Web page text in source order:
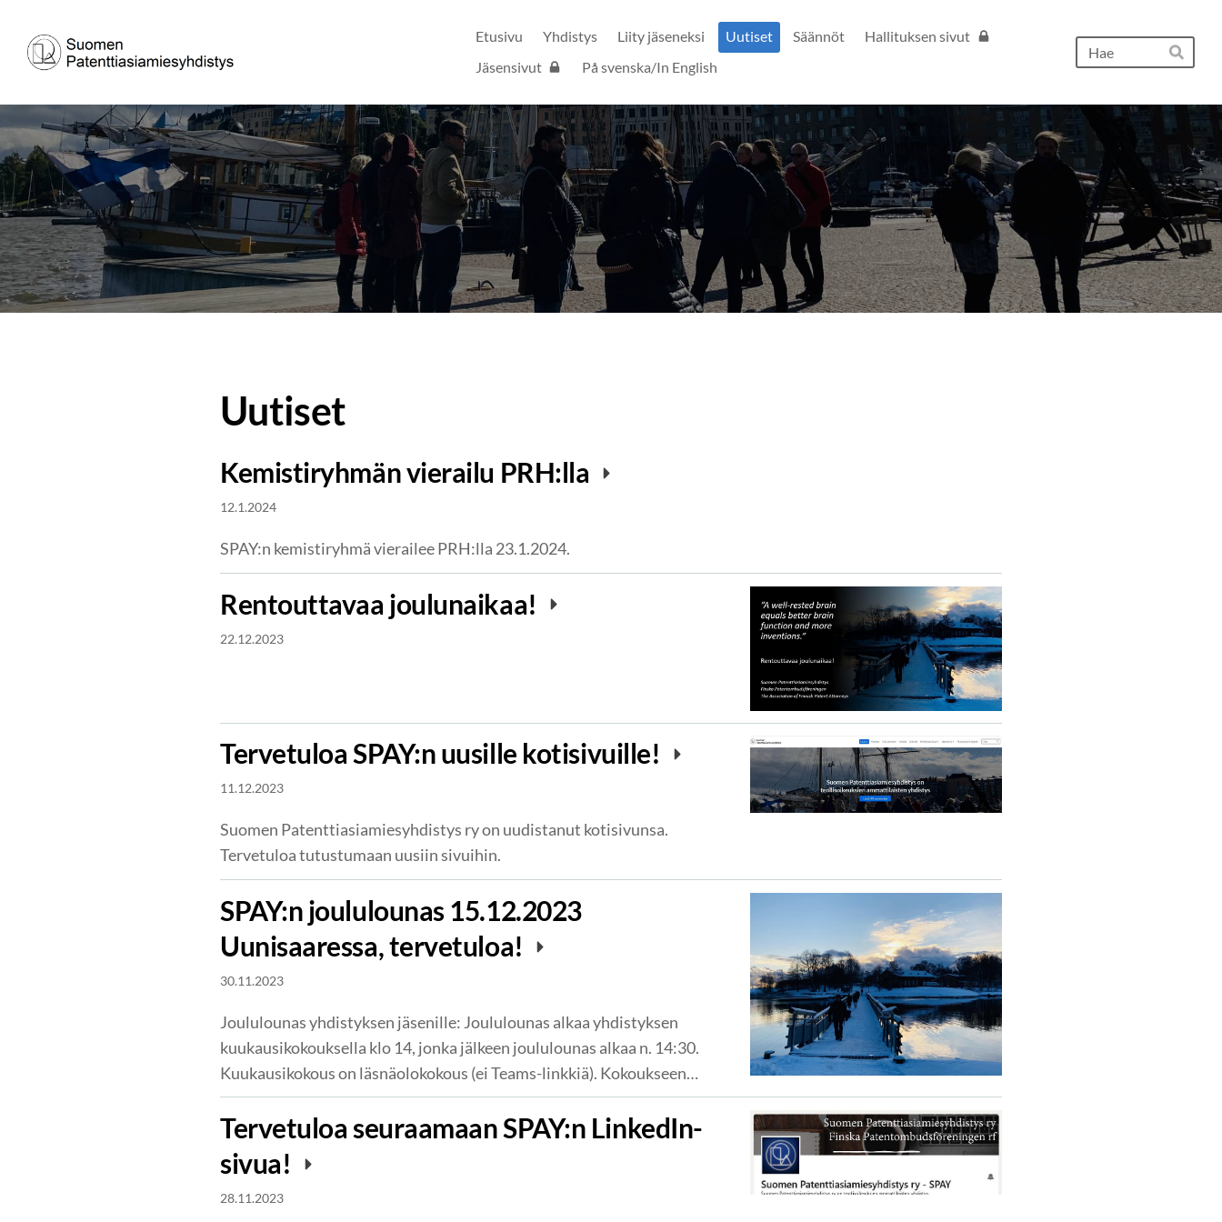
sivun
sisältöön
Suomen patenttiasiamiesyhdistys ry
Etusivu Yhdistys Liity jäseneksi Uutiset Säännöt
Hallituksen sivut
Jäsensivut
På svenska/In English Hae
Uutiset
Kemistiryhmän vierailu PRH:lla
12.1.2024
SPAY:n kemistiryhmä vierailee PRH:lla 23.1.2024.
Rentouttavaa joulunaikaa!
22.12.2023
Tervetuloa SPAY:n uusille kotisivuille!
11.12.2023
Suomen Patenttiasiamiesyhdistys ry on uudistanut kotisivunsa.
Tervetuloa tutustumaan uusiin sivuihin.
SPAY:n joululounas 15.12.2023
Uunisaaressa, tervetuloa!
30.11.2023
Joululounas yhdistyksen jäsenille: Joululounas alkaa yhdistyksen
kuukausikokouksella klo 14, jonka jälkeen joululounas alkaa n. 14:30.
Kuukausikokous on läsnäolokokous (ei Teams-linkkiä). Kokoukseen…
Tervetuloa seuraamaan SPAY:n LinkedIn-
sivua!
28.11.2023